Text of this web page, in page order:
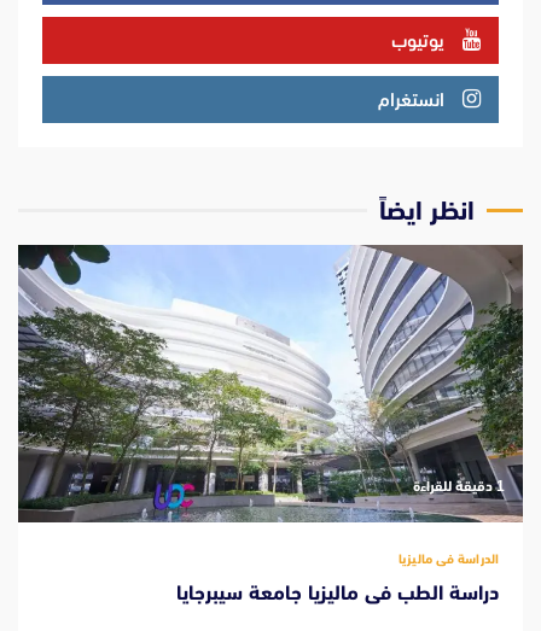
يوتيوب
انستغرام
انظر ايضاً
‫1 دقيقة للقراءة
الدراسة فى ماليزيا
دراسة الطب فى ماليزيا جامعة سيبرجايا